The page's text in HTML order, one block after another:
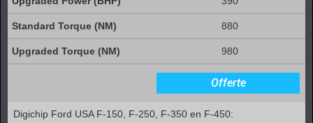
880
980
Offerte
Digichip Ford USA F-150, F-250, F-350 en F-450: